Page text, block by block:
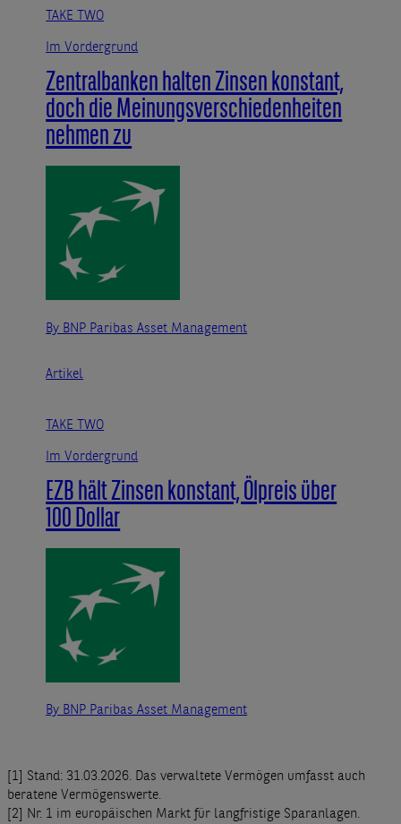
TAKE TWO
Im Vordergrund
Zentralbanken halten Zinsen konstant,
doch die Meinungsverschiedenheiten
nehmen zu
By BNP Paribas Asset Management
Artikel
TAKE TWO
Im Vordergrund
EZB hält Zinsen konstant, Ölpreis über
100 Dollar
By BNP Paribas Asset Management
[1] Stand: 31.03.2026. Das verwaltete Vermögen umfasst auch
beratene Vermögenswerte.
[2] Nr. 1 im europäischen Markt für langfristige Sparanlagen.